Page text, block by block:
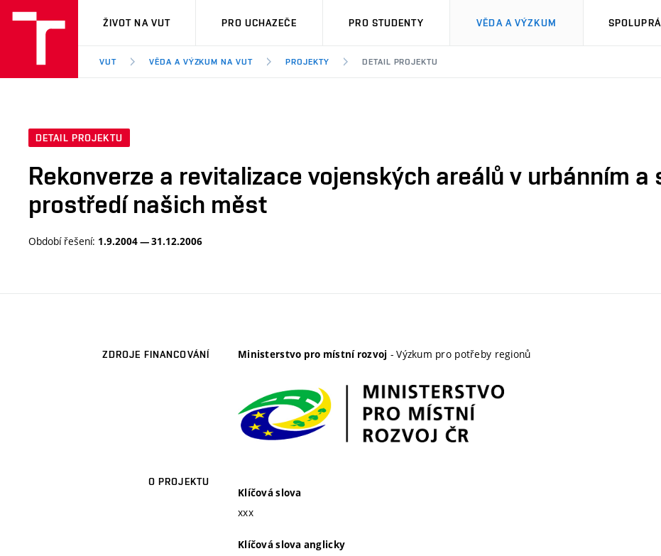
VUT
ŽIVOT NA VUT PRO UCHAZEČE PRO STUDENTY VĚDA A VÝZKUM
VUT VĚDA A VÝZKUM NA VUT PROJEKTY DETAIL PROJEKTU
DETAIL PROJEKTU
Rekonverze a revitalizace vojenských areálů v urbánním
prostředí našich měst
Období řešení: 1.9.2004 — 31.12.2006
ZDROJE FINANCOVÁNÍ Ministerstvo pro místní rozvoj - Výzkum pro potřeby regionů
O PROJEKTU
Klíčová slova
xxx
Klíčová slova anglicky